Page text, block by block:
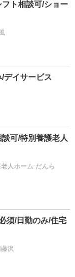
フト相談可/ショー
/デイサービス
可/特別養護老人
人ホーム だんら
須/日勤のみ/住宅
沢